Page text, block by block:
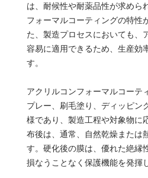
は、耐候性や耐薬品性が求めら
フォーマルコーティングの特性
た、製造プロセスにおいても、
容易に適用できるため、生産効
す。
アクリルコンフォーマルコーテ
プレー、刷毛塗り、ディッピン
様であり、製造工程や対象物に
布後は、通常、自然乾燥または
す。硬化後の膜は、優れた絶縁
損なうことなく保護機能を発揮